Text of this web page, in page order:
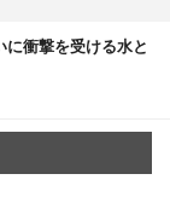
衝撃を受ける水と